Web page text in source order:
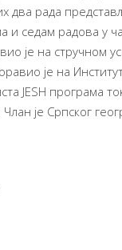
два рада
и седам радова у
је на стручном
је на
JESH
је Српског